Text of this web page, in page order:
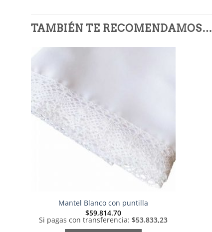
TAMBIÉN TE RECOMENDAMOS…
Mantel Blanco con puntilla
$59,814.70
Si pagas con transferencia: $53.833,23